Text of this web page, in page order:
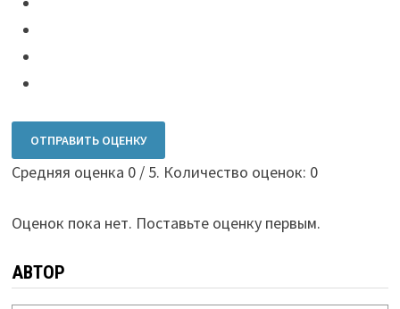
ОТПРАВИТЬ ОЦЕНКУ
Средняя оценка 0/ 5. Количество оценок: 0
Оценок пока нет. Поставьте оценку первым.
АВТОР